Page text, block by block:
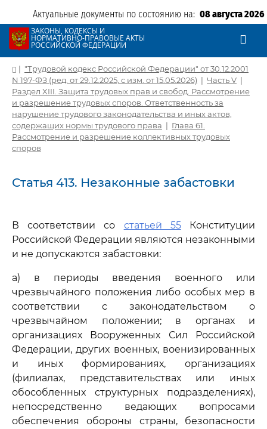
Актуальные документы по состоянию на: 08 августа 2026
ЗАКОНЫ, КОДЕКСЫ И
НОРМАТИВНО-ПРАВОВЫЕ АКТЫ
РОССИЙСКОЙ ФЕДЕРАЦИИ
| "Трудовой кодекс Российской Федерации" от 30.12.2001
N 197-ФЗ (ред. от 29.12.2025, с изм. от 15.05.2026) | Часть V |
Раздел XIII. Защита трудовых прав и свобод. Рассмотрение
и разрешение трудовых споров. Ответственность за
нарушение трудового законодательства и иных актов,
содержащих нормы трудового права | Глава 61.
Рассмотрение и разрешение коллективных трудовых
споров
Статья 413. Незаконные забастовки
В соответствии со статьей 55Конституции
Российской Федерации являются незаконными
и не допускаются забастовки:
а) в периоды введения военного или
чрезвычайного положения либо особых мер в
соответствии с законодательством о
чрезвычайном положении; в органах и
организациях Вооруженных Сил Российской
Федерации, других военных, военизированных
и иных формированиях, организациях
(филиалах, представительствах или иных
обособленных структурных подразделениях),
непосредственно ведающих вопросами
обеспечения обороны страны, безопасности